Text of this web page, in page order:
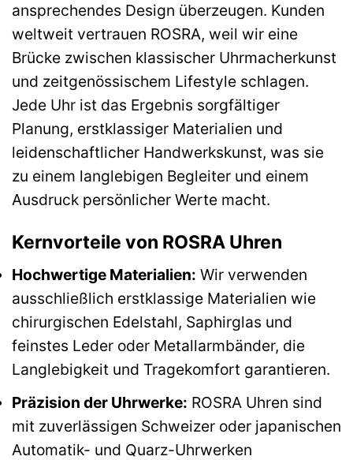
ansprechendes Design überzeugen. Kunden
weltweit vertrauen ROSRA, weil wir eine
Brücke zwischen klassischer Uhrmacherkunst
und zeitgenössischem Lifestyle schlagen.
Jede Uhr ist das Ergebnis sorgfältiger
Planung, erstklassiger Materialien und
leidenschaftlicher Handwerkskunst, was sie
zu einem langlebigen Begleiter und einem
Ausdruck persönlicher Werte macht.
Kernvorteile von ROSRA Uhren
Hochwertige Materialien: Wir verwenden
ausschließlich erstklassige Materialien wie
chirurgischen Edelstahl, Saphirglas und
feinstes Leder oder Metallarmbänder, die
Langlebigkeit und Tragekomfort garantieren.
Präzision der Uhrwerke: ROSRA Uhren sind
mit zuverlässigen Schweizer oder japanischen
Automatik- und Quarz-Uhrwerken